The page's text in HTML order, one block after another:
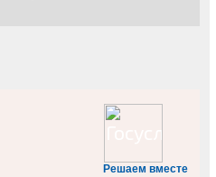
Решаем вместе